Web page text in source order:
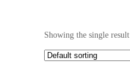
Showing the single result